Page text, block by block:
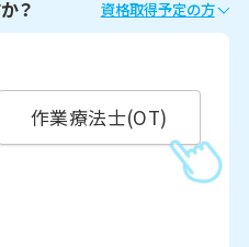
？ 資格取得予定の方
作業療法士(OT)